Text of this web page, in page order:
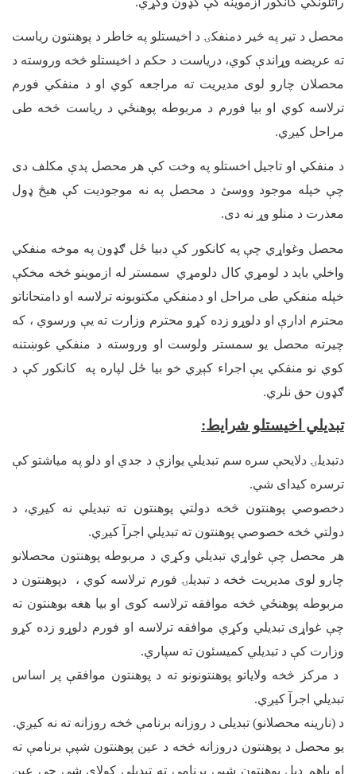
محصل د تیر په څیر دمنفکۍ د اخیستلو په خاطر د پوهنتون ریاست
ته عریضه وړاندې کوي، دریاست د حکم د اخیستلو څخه وروسته د
محصلان چارو لوی مدیریت ته مراجعه کوي او د منفکي فورم
ترلاسه کوي او بیا فورم د مربوطه پوهنځي د ریاست څخه طی
مراحل کیږي.
د منفکي او تاجيل اخستلو په وخت کې هر محصل پدې مکلف دی
چې خپله موجود ووسئ د محصل په نه موجوديت کې هيڅ ډول
معذرت د منلو وړ نه دی.
محصل وغواړي چې په کانکور کې دبیا ځل ګډون په موخه منفکي
واخلي بايد د لومړي کال دلومړي سمستر له ازموینو څخه مخکې
خپله منفکي طی مراحل او دمنفکي مکتوبونه ترلاسه او دامتحاناتو
محترم ادارې او دلوړو زده کړو محترم وزارت ته یې ورسوي ، که
چیرته محصل يو سمستر ولوست او وروسته د منفکي غوښتنه
کوي نو منفکي يې اجراء کېږي خو بيا ځل لپاره په کانکور کې د
ګډون حق نلري.
تبديلي اخيستلو شرايط:
دتبدیلۍ دلایحې سره سم تبدیلي یوازې د جدي او دلو په میاشتو کې
ترسره کیدای شي.
دخصوصي پوهنتون څخه دولتي پوهنتون ته تبدیلي نه کیږي، د
دولتي څخه خصوصي پوهنتون ته تبدیلي اجرآ کیږي.
هر محصل چې غواړي تبدیلي وکړي د مربوطه پوهنتون محصلانو
چارو لوی مدیریت څخه د تبدیلۍ فورم ترلاسه کوي ، دپوهنتون د
مربوطه پوهنځي څخه موافقه ترلاسه کوی او بیا هغه بوهنتون ته
چې غواړی تبدیلي وکړي موافقه ترلاسه او فورم دلوړو زده کړو
وزارت کې د تبدیلي کمیسئون ته سپاري.
د مرکز څخه ولایاتو پوهنتونونو ته د پوهنتون موافقې پر اساس
تبدیلي اجرآ کیږي.
د (نارینه محصلانو) تبدیلی د روزانه برنامې څخه روزانه ته نه کیږي.
یو محصل د پوهنتون دروزانه څخه د عین پوهنتون شپې برنامې ته
او یاهم دبل پوهنتون شپې برنامې ته تبدیلي کولای شي چې عین